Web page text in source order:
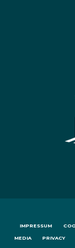
IMPRESSUM
MEDIA PRIVACY